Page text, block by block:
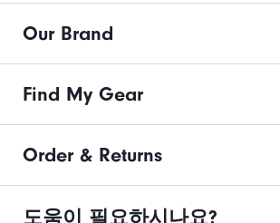
Our Brand
Find My Gear
Order & Returns
도움이 필요하시나요?